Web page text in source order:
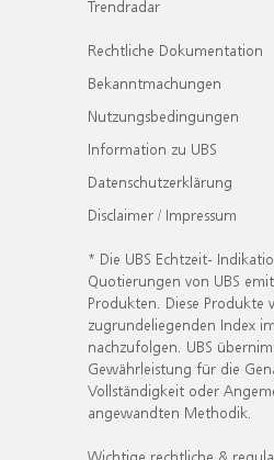
Trendradar
Rechtliche Dokumentation
Bekanntmachungen
Nutzungsbedingungen
Information zu UBS
Datenschutzerklärung
Disclaimer / Impressum
* Die UBS Echtzeit-
Quotierungen von UBS
Produkten. Diese Produkte
zugrundeliegenden Index
nachzufolgen. UBS
Gewährleistung für die
Vollständigkeit oder
angewandten Methodik.